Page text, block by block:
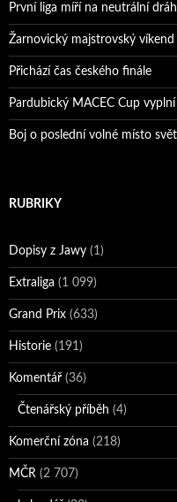
První liga míří na neutrální
Žarnovický majstrovský víkend
Přichází čas českého finále
Pardubický MACEC Cup
Boj o poslední volné místo
RUBRIKY
Dopisy z Jawy (1)
Extraliga (1 099)
Grand Prix (633)
Historie (191)
Komentář (36)
Čtenářský příběh (4)
Komerční zóna (218)
MČR (2 707)